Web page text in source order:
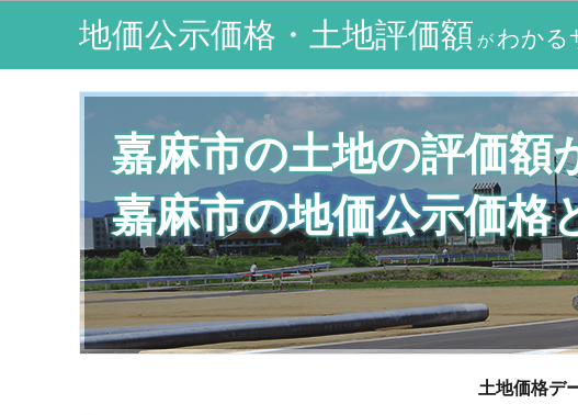
地価公示価格・土地評価額 がわかる
嘉麻市の土地の評価額
嘉麻市の地価公示価格
土地価格デ